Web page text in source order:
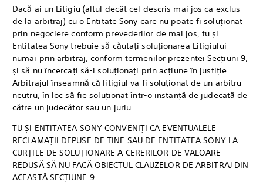
Dacă ai un Litigiu (altul decât cel descris mai jos ca exclus
de la arbitraj) cu o Entitate Sony care nu poate fi soluționat
prin negociere conform prevederilor de mai jos, tu și
Entitatea Sony trebuie să căutați soluționarea Litigiului
numai prin arbitraj, conform termenilor prezentei Secțiuni 9,
și să nu încercați să-l soluționați prin acțiune în justiție.
Arbitrajul înseamnă că litigiul va fi soluționat de un arbitru
neutru, în loc să fie soluționat într-o instanță de judecată de
către un judecător sau un juriu.
TU ȘI ENTITATEA SONY CONVENIȚI CA EVENTUALELE
RECLAMAȚII DEPUSE DE TINE SAU DE ENTITATEA SONY LA
CURȚILE DE SOLUȚIONARE A CERERILOR DE VALOARE
REDUSĂ SĂ NU FACĂ OBIECTUL CLAUZELOR DE ARBITRAJ DIN
ACEASTĂ SECȚIUNE 9.